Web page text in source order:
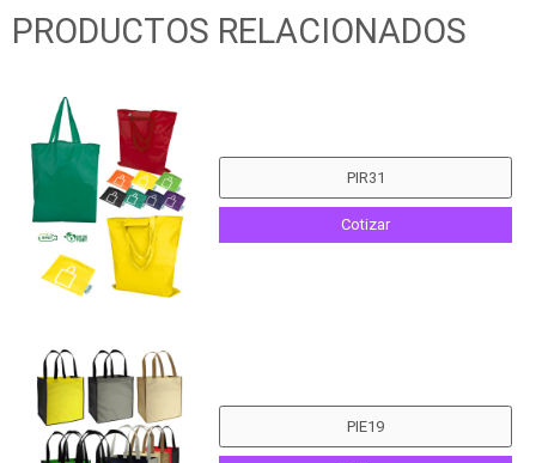
PRODUCTOS RELACIONADOS
Cotizar